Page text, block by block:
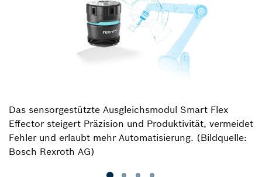
Das sensorgestützte Ausgleichsmodul Smart Flex
Effector steigert Präzision und Produktivität, vermeidet
Fehler und erlaubt mehr Automatisierung. (Bildquelle:
Bosch Rexroth AG)